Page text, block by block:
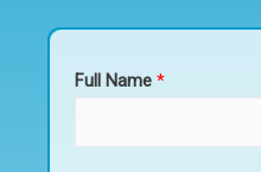
Full Name *